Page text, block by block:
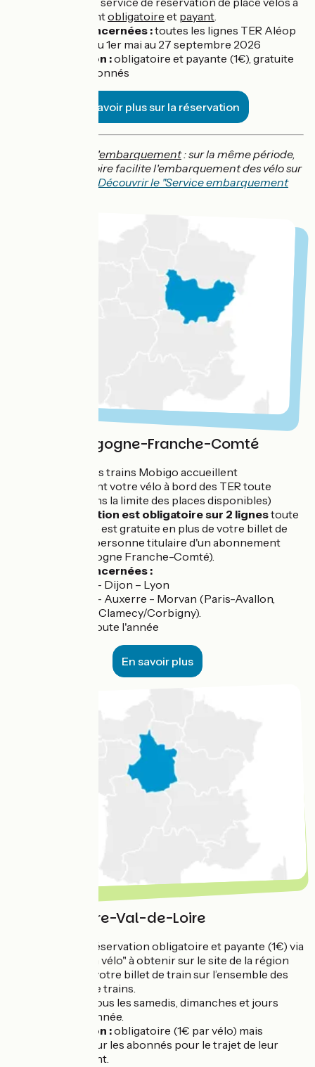
bord devientobligatoire et payant.
Lignes concernées :toutes les lignes TER Aléop
du 1er mai au 27 septembre 2026
Réservation :obligatoire et payante (1€), gratuite
pour les abonnés
En savoir plus sur la réservation
Service d'aide à l'embarquement: sur la même période,
TER Pays de la Loire facilite l'embarquement des vélo sur
Découvrir le "Service embarquement
Région Bourgogne-Franche-Comté
les trains Mobigo accueillent
gratuitement votre vélo à bord des TER toute
l'année (dans la limite des places disponibles)
La réservation est obligatoire sur 2 lignestoute
l'année. Elle est gratuite en plus de votre billet de
train (sauf personne titulaire d'un abonnement
TER Bourgogne Franche-Comté).
Lignes concernées :
Paris - Dijon – Lyon
Paris - Auxerre - Morvan (Paris-Avallon,
Paris-Clamecy/Corbigny).
toute l'année
En savoir plus
Région Centre-Val-de-Loire
réservation obligatoire et payante (1€) via
un "coupon vélo" à obtenir sur le site de la région
en plus de votre billet de train sur l’ensemble des
20 lignes de trains.
tous les samedis, dimanches et jours
fériés de l’année.
Réservation :obligatoire (1€ par vélo) mais
gratuite pour les abonnés pour le trajet de leur
abonnement.